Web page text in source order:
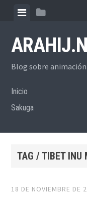
content
ViewView
Blog sobre animación
Inicio
Sakuga
TAG / TIBET INU
18 DE NOVIEMBRE DE